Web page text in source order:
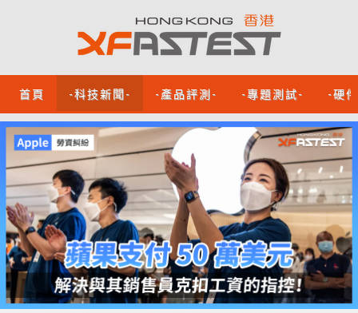
首頁 -科技新聞- -產品評測- -專題測試- -硬